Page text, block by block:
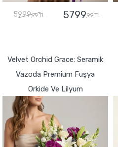
5999,99 TL 5799,99 TL
Velvet Orchid Grace: Seramik
Vazoda Premium Fuşya
Orkide Ve Lilyum